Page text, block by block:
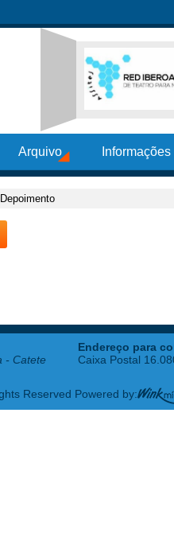
Arquivo
- Catete
Endereço para
Caixa Postal
Reserved Powered by: